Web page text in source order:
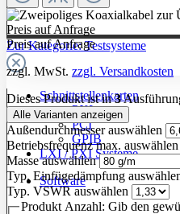
Zur Kategorie: Testsysteme
Schnittstellenkarten
PXI
PCI
GPIB
LXI / PXI Systeme
Software
Preis auf Anfrage
Preis auf Anfrage
zzgl. MwSt. zzgl. Versandkosten
Dieses Produkt ist in3
Alle Varianten anzeigen
Außendurchmesserauswählen
Betriebsfrequenz max. auswählen
Masseauswählen
Typ. Einfügedämpfung
Typ. VSWRauswählen
Produkt Anzahl: Gib den